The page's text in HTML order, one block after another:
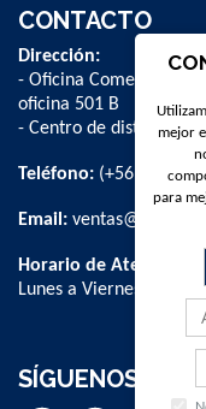
CONTACTO
Dirección:
- Oficina Comercial y
oficina 501 B
- Centro de
Teléfono: (+56 2) 2
Email:
Horario de Atención:
Lunes a Viernes /
SÍGUENOS
mejor
para